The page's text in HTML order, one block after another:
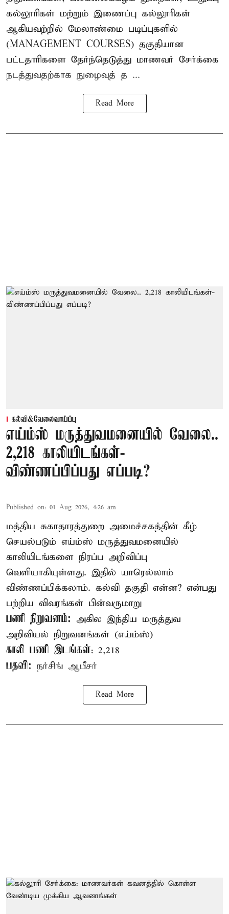
கல்லூரிகள் மற்றும் இணைப்பு கல்லூரிகள்
ஆகியவற்றில் மேலாண்மை படிப்புகளில்
(MANAGEMENT COURSES) தகுதியான
பட்டதாரிகளை தேர்ந்தெடுத்து மாணவர் சேர்க்கை
நடத்துவதற்காக நுழைவுத் த ...
Read More
கல்வி&வேலைவாய்ப்பு
எய்ம்ஸ் மருத்துவமனையில் வேலை..
2,218 காலியிடங்கள்-
விண்ணப்பிப்பது எப்படி?
Published on: 01 Aug 2026, 4:26 am
மத்திய சுகாதாரத்துறை அமைச்சகத்தின் கீழ்
செயல்படும் எய்ம்ஸ் மருத்துவமனையில்
காலியிடங்களை நிரப்ப அறிவிப்பு
வெளியாகியுள்ளது. இதில் யாரெல்லாம்
விண்ணப்பிக்கலாம். கல்வி தகுதி என்ன? என்பது
பற்றிய விவரங்கள் பின்வருமாறு
பணி நிறுவனம்: அகில இந்திய மருத்துவ
அறிவியல் நிறுவனங்கள் (எய்ம்ஸ்)
காலி பணி இடங்கள்: 2,218
பதவி: நர்சிங் ஆபீசர்
Read More